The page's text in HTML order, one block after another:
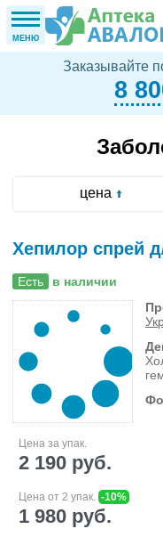
МЕНЮ
Заказывайте
8
цена
Хепилор спрей
Есть в наличии
Цена за упак.
2 190 руб.
Цена от 2 упак. -10%
1 980 руб.